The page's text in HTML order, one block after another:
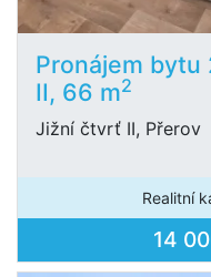
Pronájem bytu
II, 66 m2
Jižní čtvrť II, Přerov
Realitní
14